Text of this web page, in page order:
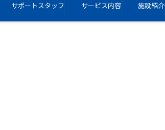
サポートスタッフ サービス内容 施設紹介